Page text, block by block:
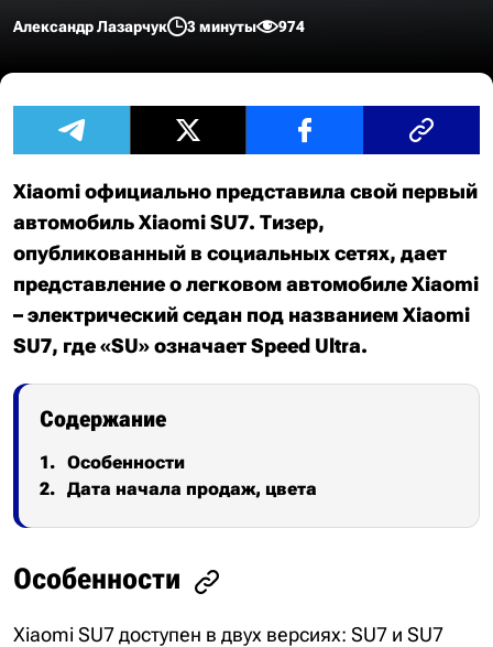
Александр Лазарчук 3 минуты 974
Xiaomi официально представила свой первый
автомобиль Xiaomi SU7. Тизер,
опубликованный в социальных сетях, дает
представление о легковом автомобиле Xiaomi
– электрический седан под названием Xiaomi
SU7, где «SU» означает Speed ​​Ultra.
Содержание
Особенности
Дата начала продаж, цвета
Особенности
Xiaomi SU7 доступен в двух версиях: SU7 и SU7